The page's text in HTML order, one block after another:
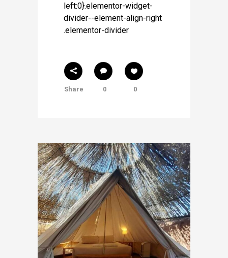
left:0}.elementor-widget-
divider--element-align-right
.elementor-divider
Share 0 0